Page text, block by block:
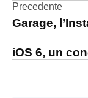
iPhone
Precedente
Garage,
iOS 6, un